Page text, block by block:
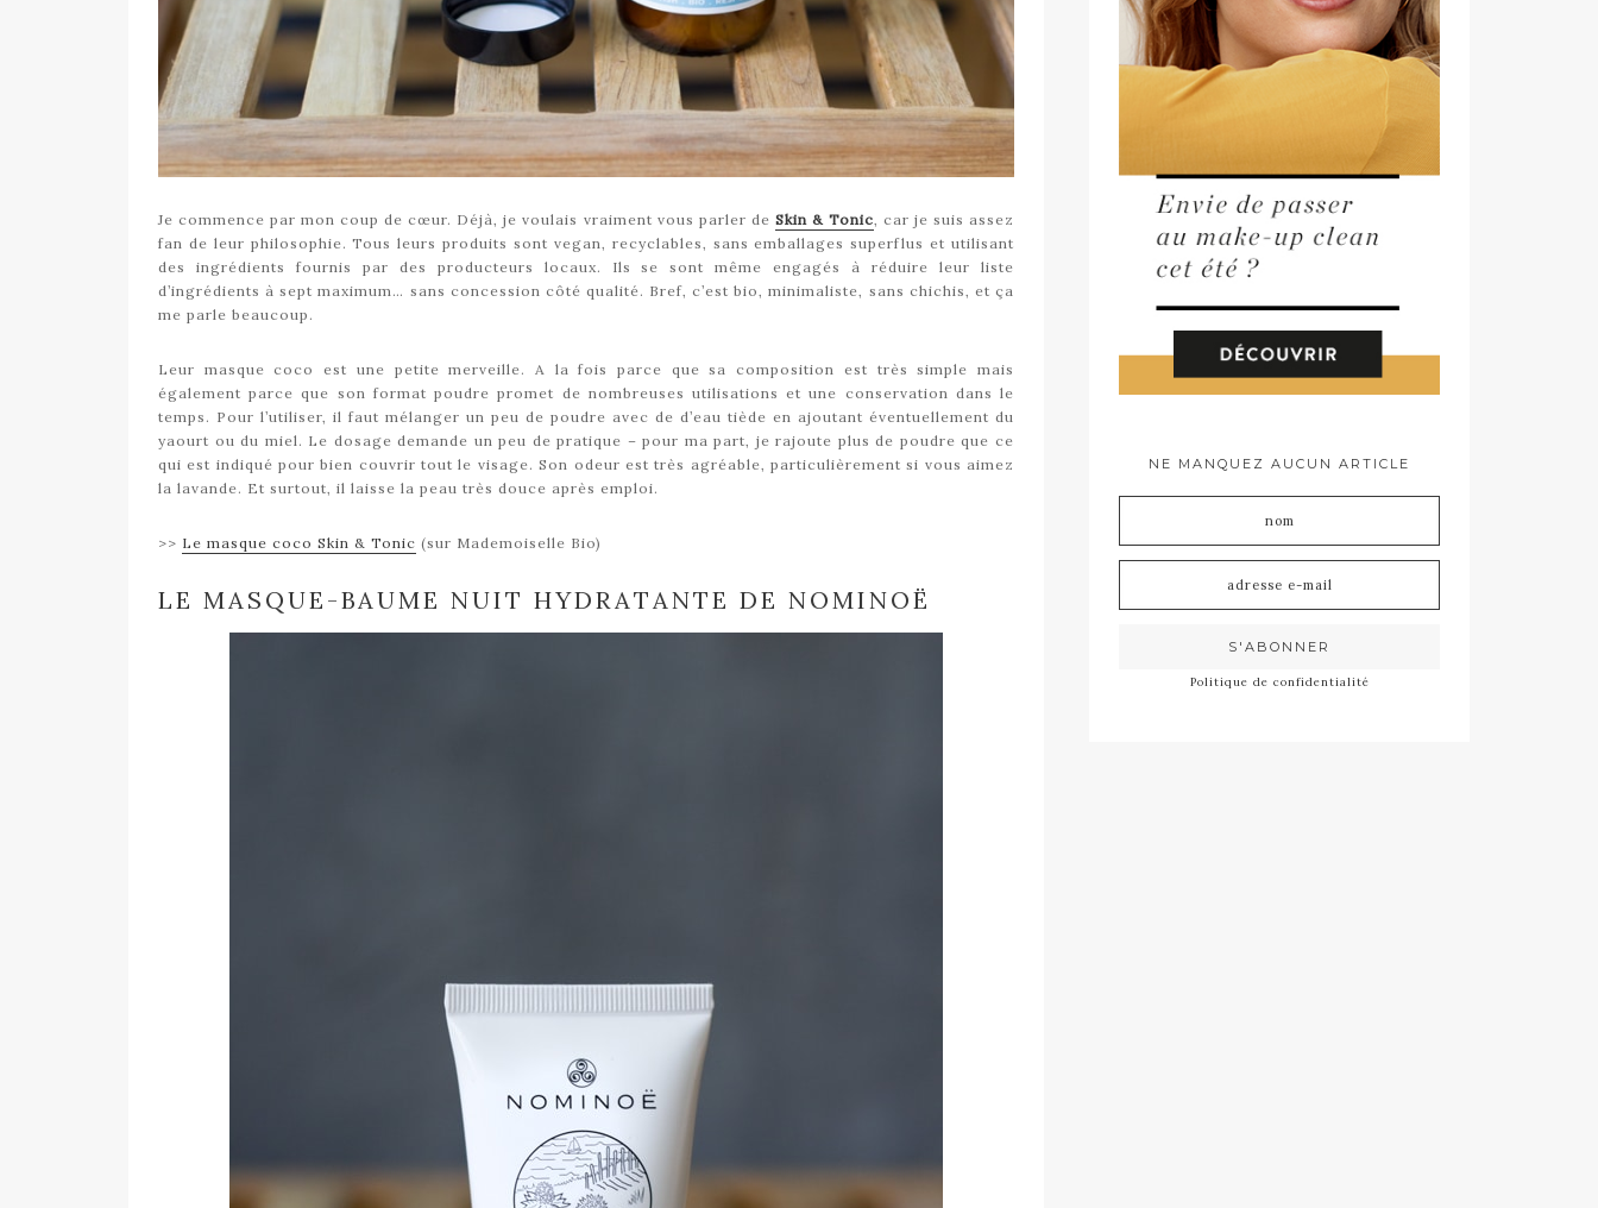
Je commence par mon coup de cœur. Déjà, je voulais vraiment vous parler de Skin & Tonic, car je suis assez
fan de leur philosophie. Tous leurs produits sont vegan, recyclables, sans emballages superflus et utilisant
des ingrédients fournis par des producteurs locaux. Ils se sont même engagés à réduire leur liste
d’ingrédients à sept maximum… sans concession côté qualité. Bref, c’est bio, minimaliste, sans chichis, et ça
me parle beaucoup.
Leur masque coco est une petite merveille. A la fois parce que sa composition est très simple mais
également parce que son format poudre promet de nombreuses utilisations et une conservation dans le
temps. Pour l’utiliser, il faut mélanger un peu de poudre avec de d’eau tiède en ajoutant éventuellement du
yaourt ou du miel. Le dosage demande un peu de pratique – pour ma part, je rajoute plus de poudre que ce
qui est indiqué pour bien couvrir tout le visage. Son odeur est très agréable, particulièrement si vous aimez
la lavande. Et surtout, il laisse la peau très douce après emploi.
>> Le masque coco Skin & Tonic (sur Mademoiselle Bio)
LE MASQUE-BAUME NUIT HYDRATANTE DE NOMINOË
NE MANQUEZ AUCUN ARTICLE
Politique de confidentialité